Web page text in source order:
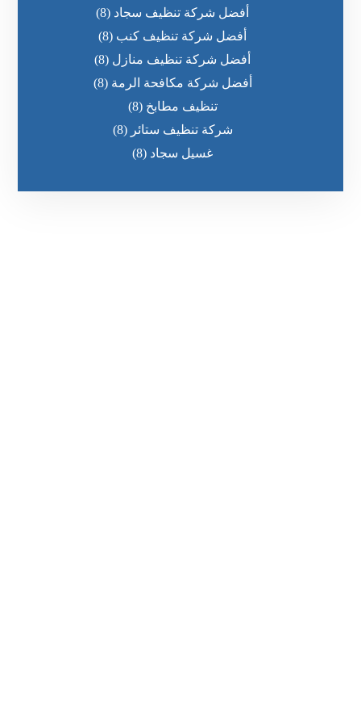
أفضل شركة تنظيف سجاد (8)
أفضل شركة تنظيف كنب (8)
أفضل شركة تنظيف منازل (8)
أفضل شركة مكافحة الرمة (8)
تنظيف مطابخ (8)
شركة تنظيف ستائر (8)
غسيل سجاد (8)